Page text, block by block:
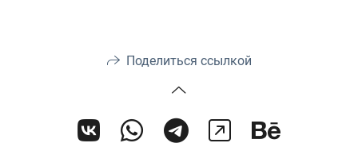
Поделиться ссылкой